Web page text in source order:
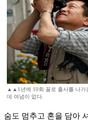
▲▲1년에 10회 꼴로 출사를 나가
데 여념이 없다.
숨도 멈추고 혼을 담아